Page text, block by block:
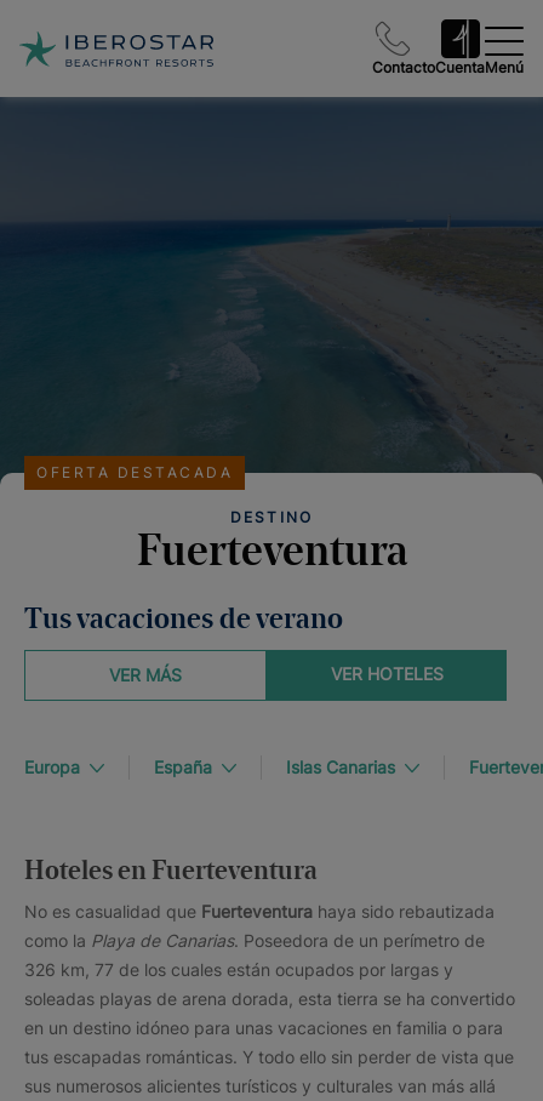
ContactoCuentaMenú
DESTINO
Fuerteventura
OFERTA DESTACADA
Tus vacaciones de verano
VER HOTELES
VER MÁS
Europa España Islas Canarias
Hoteles en Fuerteventura
No es casualidad que Fuerteventura haya sido rebautizada
como la Playa de Canarias. Poseedora de un perímetro de
326 km, 77 de los cuales están ocupados por largas y
soleadas playas de arena dorada, esta tierra se ha convertido
en un destino idóneo para unas vacaciones en familia o para
tus escapadas románticas. Y todo ello sin perder de vista que
sus numerosos alicientes turísticos y culturales van más allá